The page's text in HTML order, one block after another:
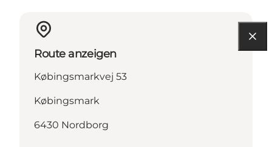
Route anzeigen
Købingsmarkvej 53
Købingsmark
6430 Nordborg